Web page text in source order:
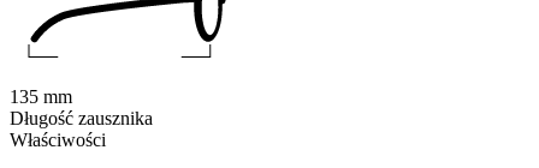
Właściwości
135 mm
Długość zausznika